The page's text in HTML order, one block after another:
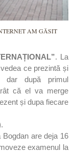
AM GĂSIT
. La
ce prezintă și
dar după primul
că el va merge
și dupa fiecare
are deja 16
examenul la